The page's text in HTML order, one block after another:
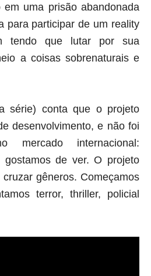
uma prisão abandonada
para participar de um reality
tendo que lutar por sua
a coisas sobrenaturais e
série) conta que o projeto
desenvolvimento, e não foi
mercado internacional:
gostamos de ver. O projeto
gêneros. Começamos
terror, thriller, policial